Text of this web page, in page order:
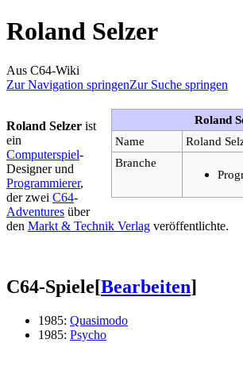
Roland Selzer
Aus C64-Wiki
Zur Navigation springenZur Suche springen
Roland
Name
Roland
Branche
Roland Selzer ist
ein
Computerspiel-
Designer und
Programmierer,
der zwei C64-
Adventures über
den Markt & Technik Verlag veröffentlichte.
C64-Spiele[Bearbeiten]
1985: Quasimodo
1985: Psycho